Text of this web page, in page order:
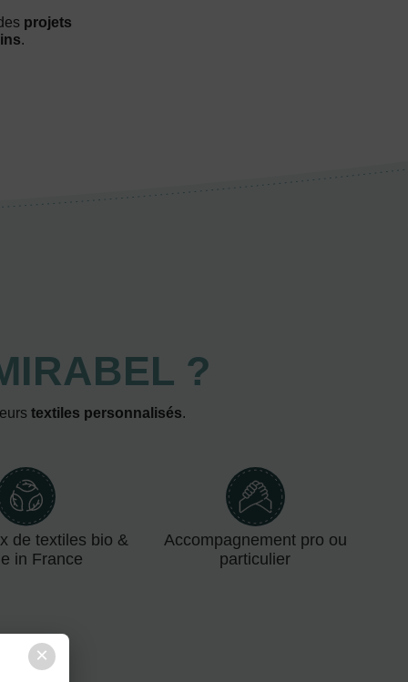
×
projets
.
?
textiles personnalisés.
de textiles bio &
in France
Accompagnement pro ou
particulier